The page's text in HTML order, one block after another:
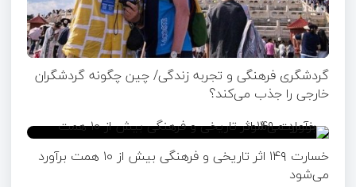
گردشگری فرهنگی و تجربه زندگی/ چین چگونه گردشگران
خارجی را جذب می‌کند؟
خسارت ۱۴۹ اثر تاریخی و فرهنگی بیش از ۱۰ همت برآورد
می‌شود